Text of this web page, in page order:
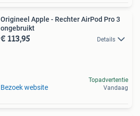
Origineel Apple - Rechter AirPod Pro 3
ongebruikt
€ 113,95 Details
Bezoek website
Topadvertentie
Vandaag